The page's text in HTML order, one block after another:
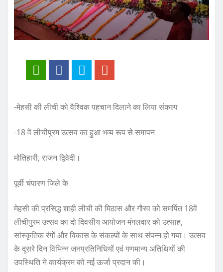
-मेहसी की लीची को वैश्विक पहचान दिलाने का लिया संकल्प
-18 वें लीचीपुरम उत्सव का हुआ भव्य रूप से समापन
मोतिहारी, राजन द्विवेदी।
पूर्वी चंपारण जिले के
मेहसी की प्रसिद्ध शाही लीची की मिठास और गौरव को समर्पित 18वें
लीचीपुरम उत्सव का दो दिवसीय आयोजन मंगलवार को उत्साह,
सांस्कृतिक रंगों और विकास के संकल्पों के साथ संपन्न हो गया। उत्सव
के दूसरे दिन विभिन्न जनप्रतिनिधियों एवं गणमान्य अतिथियों की
उपस्थिति ने कार्यक्रम को नई ऊर्जा प्रदान की।